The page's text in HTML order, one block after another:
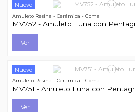
Nuevo
Amuleto Resina - Cerámica - Goma
MV752 - Amuleto Luna con
Ver
Nuevo
Amuleto Resina - Cerámica - Goma
MV751 - Amuleto Luna con
Ver